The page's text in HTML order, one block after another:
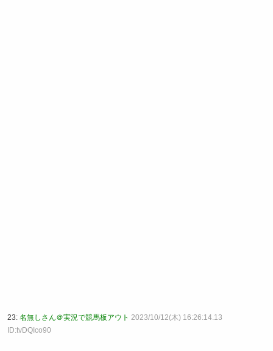
23: 名無しさん＠実況で競馬板アウト 2023/10/12(木) 16:26:14.13
ID:tvDQIco90